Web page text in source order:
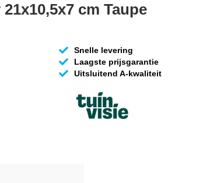
cm Taupe
Snelle levering
Laagste prijsgarantie
Uitsluitend A-kwaliteit